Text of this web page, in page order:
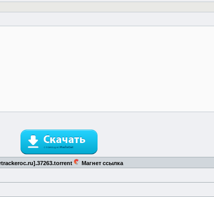
Магнет ссылка